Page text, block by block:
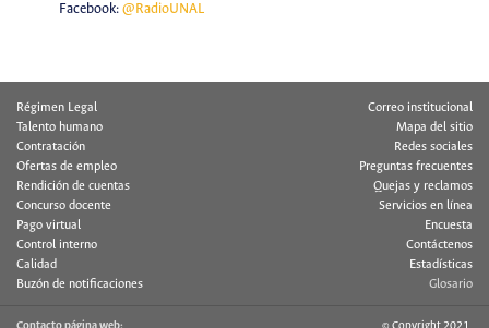
Facebook: @RadioUNAL
Régimen Legal
Talento humano
Contratación
Ofertas de empleo
Rendición de cuentas
Concurso docente
Pago virtual
Control interno
Calidad
Buzón de notificaciones
Correo institucional
Mapa del sitio
Redes sociales
Preguntas frecuentes
Quejas y reclamos
Servicios en línea
Encuesta
Contáctenos
Estadísticas
Glosario